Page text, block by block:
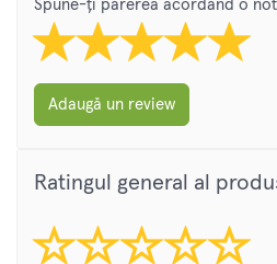
Spune-ți părerea acordând o
Adaugă un review
Ratingul general al